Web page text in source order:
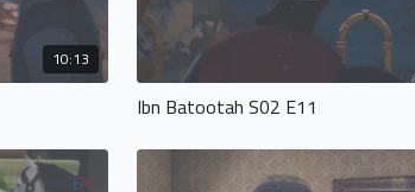
10:13
Ibn Batootah S02 E11